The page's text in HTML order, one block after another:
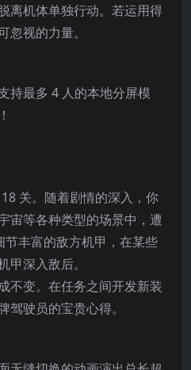
离机体单独行动。若运用得
忽视的力量。
持最多 4 人的本地分屏模
关。随着剧情的深入，你
宙等各种类型的场景中，遭
丰富的敌方机甲，在某些
甲深入敌后。
不变。在任务之间开发新装
驶员的宝贵心得。